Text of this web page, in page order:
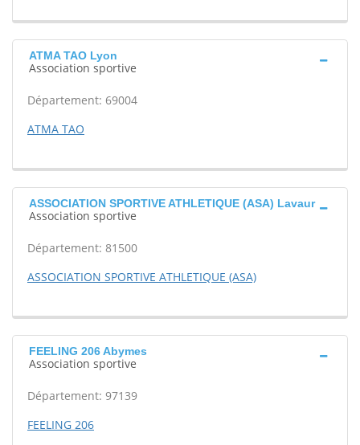
ATMA TAO Lyon
Association sportive
Département: 69004
ATMA TAO
ASSOCIATION SPORTIVE ATHLETIQUE (ASA) Lavaur
Association sportive
Département: 81500
ASSOCIATION SPORTIVE ATHLETIQUE (ASA)
FEELING 206 Abymes
Association sportive
Département: 97139
FEELING 206